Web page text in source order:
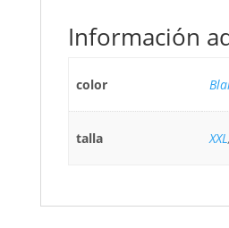
Información
color
talla XXL,